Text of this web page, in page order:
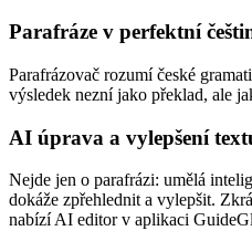
Parafráze v perfektní
Parafrázovač rozumí české
výsledek nezní jako překlad, ale
AI úprava a vylepšení
Nejde jen o parafrázi: umělá
dokáže zpřehlednit a vylepšit.
nabízí AI editor v aplikaci